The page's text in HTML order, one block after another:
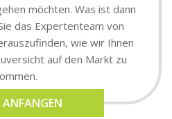
möchten. Was ist dann
das Expertenteam von
wie wir Ihnen
auf den Markt zu
ANFANGEN